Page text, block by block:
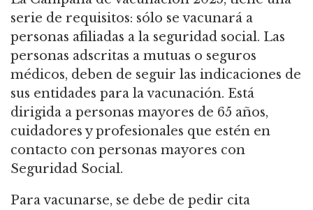
serie de requisitos: sólo se vacunará a
personas afiliadas a la seguridad social. Las
personas adscritas a mutuas o seguros
médicos, deben de seguir las indicaciones de
sus entidades para la vacunación. Está
dirigida a personas mayores de 65 años,
cuidadores y profesionales que estén en
contacto con personas mayores con
Seguridad Social.
Para vacunarse, se debe de pedir cita